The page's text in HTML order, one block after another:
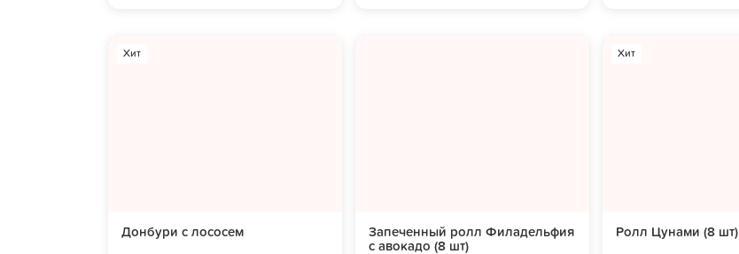
Хит
Донбури с лососем
Запеченный ролл Филадельфия
с авокадо (8 шт)
Хит
Ролл Цунами (8 шт)